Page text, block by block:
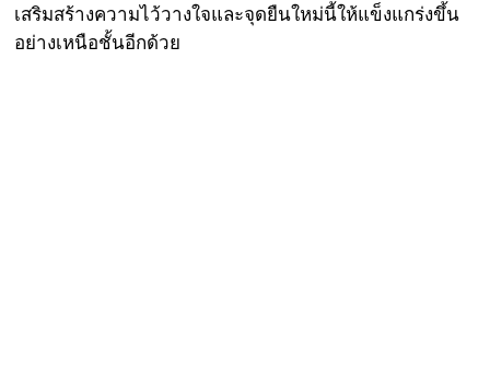
เสริมสร้างความไว้วางใจและจุดยืนใหม่นี้ให้แข็งแกร่งขึ้น
อย่างเหนือชั้นอีกด้วย